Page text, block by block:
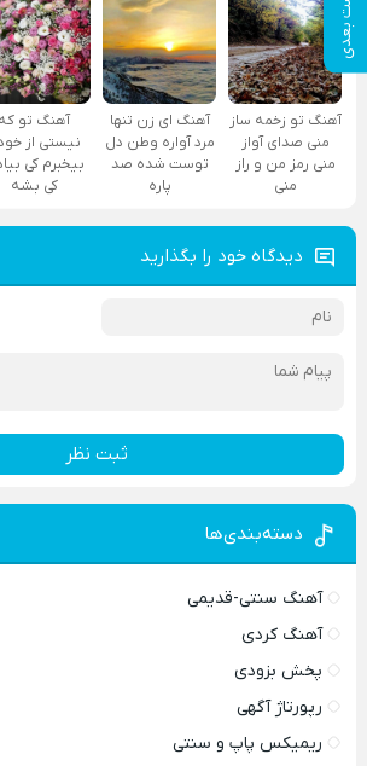
پست بعدی
آهنگ تو زخمه ساز
منی صدای آواز
منی رمز من و راز
منی
آهنگ ای زن تنها
مرد آواره وطن دل
توست شده صد
پاره
آهنگ تو که
نیستی از
بیخبرم کی
کی بشه
دیدگاه خود را بگذارید
ثبت نظر
دسته‌بندی‌ها
آهنگ سنتی-قدیمی
آهنگ کردی
پخش بزودی
رپورتاژ آگهی
ریمیکس پاپ و سنتی